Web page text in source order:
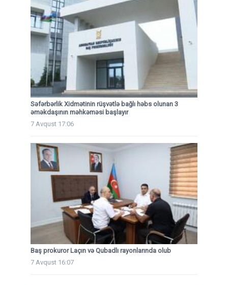
Səfərbərlik Xidmətinin rüşvətlə bağlı həbs olunan 3
əməkdaşının məhkəməsi başlayır
7 Avqust 17:06
Baş prokuror Laçın və Qubadlı rayonlarında olub
7 Avqust 16:07